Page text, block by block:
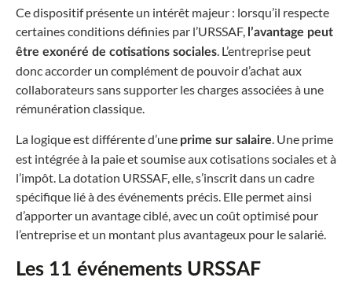
Ce dispositif présente un intérêt majeur : lorsqu’il respecte
certaines conditions définies par l’URSSAF, l’avantage peut
être exonéré de cotisations sociales. L’entreprise peut
donc accorder un complément de pouvoir d’achat aux
collaborateurs sans supporter les charges associées à une
rémunération classique.
La logique est différente d’une prime sur salaire . Une prime
est intégrée à la paie et soumise aux cotisations sociales et à
l’impôt. La dotation URSSAF, elle, s’inscrit dans un cadre
spécifique lié à des événements précis. Elle permet ainsi
d’apporter un avantage ciblé, avec un coût optimisé pour
l’entreprise et un montant plus avantageux pour le salarié.
Les 11 événements URSSAF